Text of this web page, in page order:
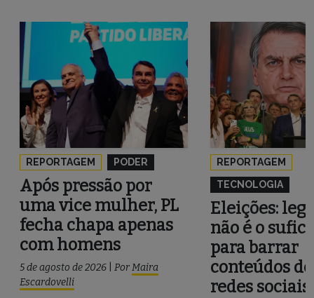
REPORTAGEM PODER
Após pressão por
uma vice mulher, PL
fecha chapa apenas
com homens
5 de agosto de 2026 PorMaira
Escardovelli
REPORTAGEM
TECNOLOGIA
Eleições:
não é o
para barrar
conteúdos
redes sociais